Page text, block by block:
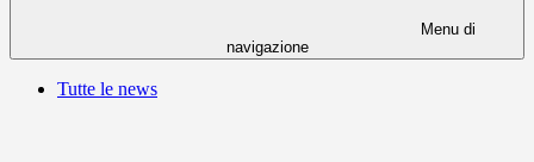
Menu di
navigazione
Tutte le news